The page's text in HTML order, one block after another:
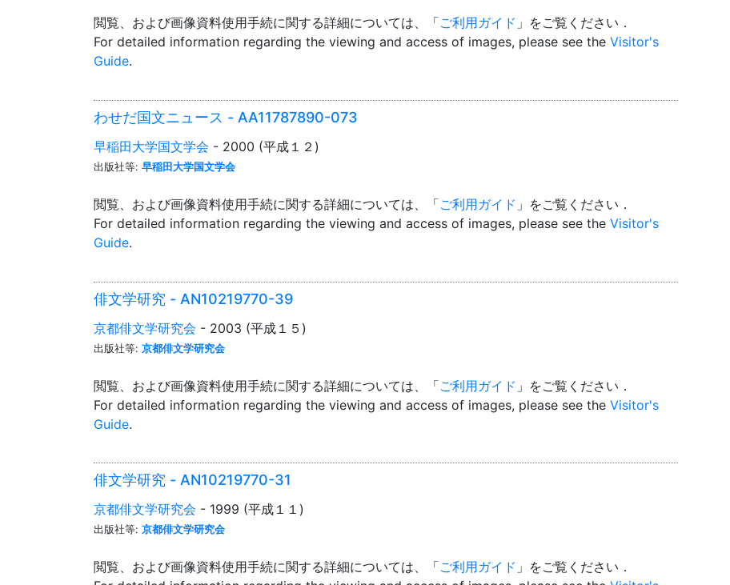
閲覧、および画像資料使用手続に関する詳細については、「ご利用ガイド 」をご覧ください．
For detailed information regarding the viewing and access of images, please see the Visitor's
Guide.
わせだ国文ニュース - AA11787890-073
早稲田大学国文学会 - 2000 (平成１２)
出版社等: 早稲田大学国文学会
閲覧、および画像資料使用手続に関する詳細については、「ご利用ガイド 」をご覧ください．
For detailed information regarding the viewing and access of images, please see the Visitor's
Guide.
俳文学研究 - AN10219770-39
京都俳文学研究会 - 2003 (平成１５)
出版社等: 京都俳文学研究会
閲覧、および画像資料使用手続に関する詳細については、「ご利用ガイド 」をご覧ください．
For detailed information regarding the viewing and access of images, please see the Visitor's
Guide.
俳文学研究 - AN10219770-31
京都俳文学研究会 - 1999 (平成１１)
出版社等: 京都俳文学研究会
閲覧、および画像資料使用手続に関する詳細については、「ご利用ガイド 」をご覧ください．